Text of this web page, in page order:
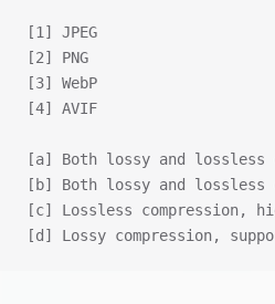
[1] JPEG
[2] PNG
[3] WebP
[4] AVIF
[a] Both lossy and lossless
[b] Both lossy and lossless
[c] Lossless compression,
[d] Lossy compression,